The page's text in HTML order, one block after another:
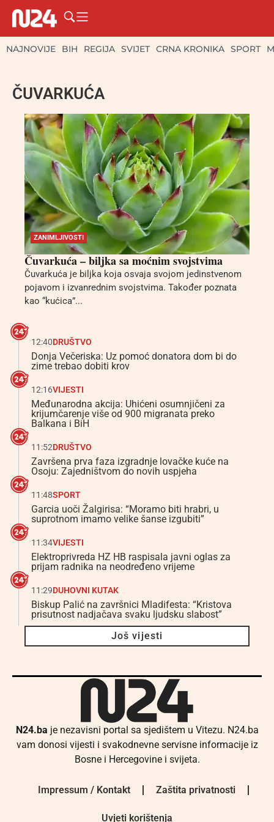
NAJNOVIJE BIH REGIJA SVIJET CRNA KRONIKA SPORT
ČUVARKUĆA
ZANIMLJIVOSTI
Čuvarkuća – biljka sa moćnim svojstvima
Čuvarkuća je biljka koja osvaja svojom jedinstvenom
pojavom i izvanrednim svojstvima. Također poznata
kao “kućica”...
12:40DRUŠTVO
Donja Večeriska: Uz pomoć donatora dom bi do
zime trebao dobiti krov
12:16VIJESTI
Međunarodna akcija: Uhićeni osumnjičeni za
krijumčarenje više od 900 migranata preko
Balkana i BiH
11:52DRUŠTVO
Završena prva faza izgradnje lovačke kuće na
Osoju: Zajedništvom do novih uspjeha
11:48SPORT
Garcia uoči Žalgirisa: “Moramo biti hrabri, u
suprotnom imamo velike šanse izgubiti”
11:34VIJESTI
Elektroprivreda HZ HB raspisala javni oglas za
prijam radnika na neodređeno vrijeme
11:29DUHOVNI KUTAK
Biskup Palić na završnici Mladifesta: “Kristova
prisutnost nadjačava svaku ljudsku slabost”
Još vijesti
N24.ba je nezavisni portal sa sjedištem u Vitezu. N24.ba
vam donosi vijesti i svakodnevne servisne informacije iz
Bosne i Hercegovine i svijeta.
Impressum / Kontakt Zaštita privatnosti
Uvjeti korištenja